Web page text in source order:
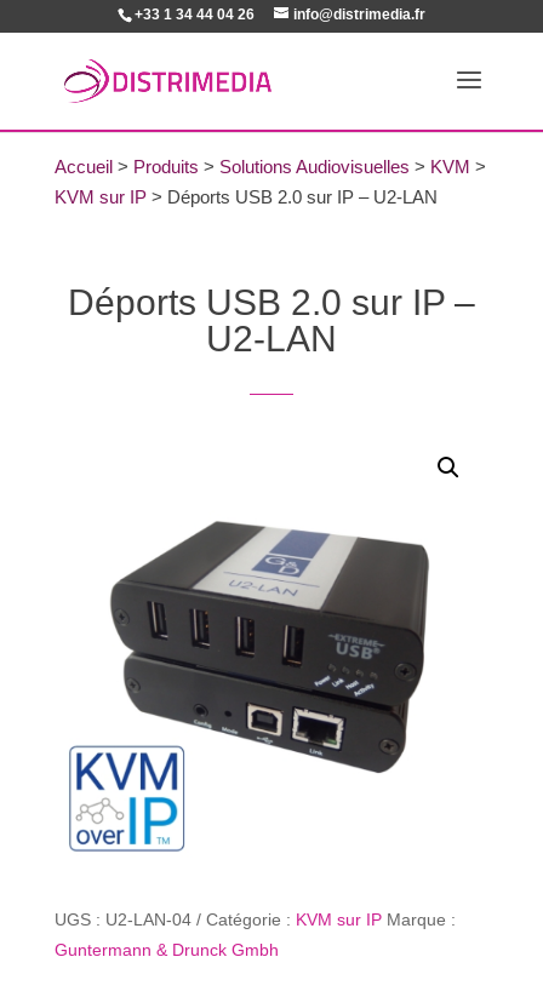
+33 1 34 44 04 26 info@distrimedia.fr
Accueil> Produits > Solutions Audiovisuelles > KVM >
KVM sur IP> Déports USB 2.0 sur IP – U2-LAN
Déports USB 2.0 sur IP –
U2-LAN
UGS : U2-LAN-04 Catégorie : KVM sur IP Marque :
Guntermann & Drunck Gmbh